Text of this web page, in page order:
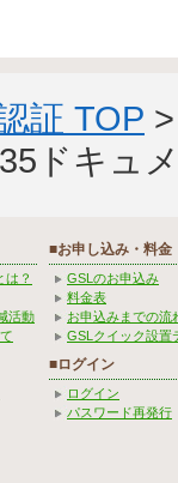
証 TOP
ドキ
は？
活動
■お申し込み・料金
GSLのお申込み
料金表
お申込みまでの流
GSLクイック設置
■ログイン
ログイン
パスワード再発行